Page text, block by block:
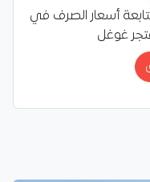
أسعار الصرف في
غوغل